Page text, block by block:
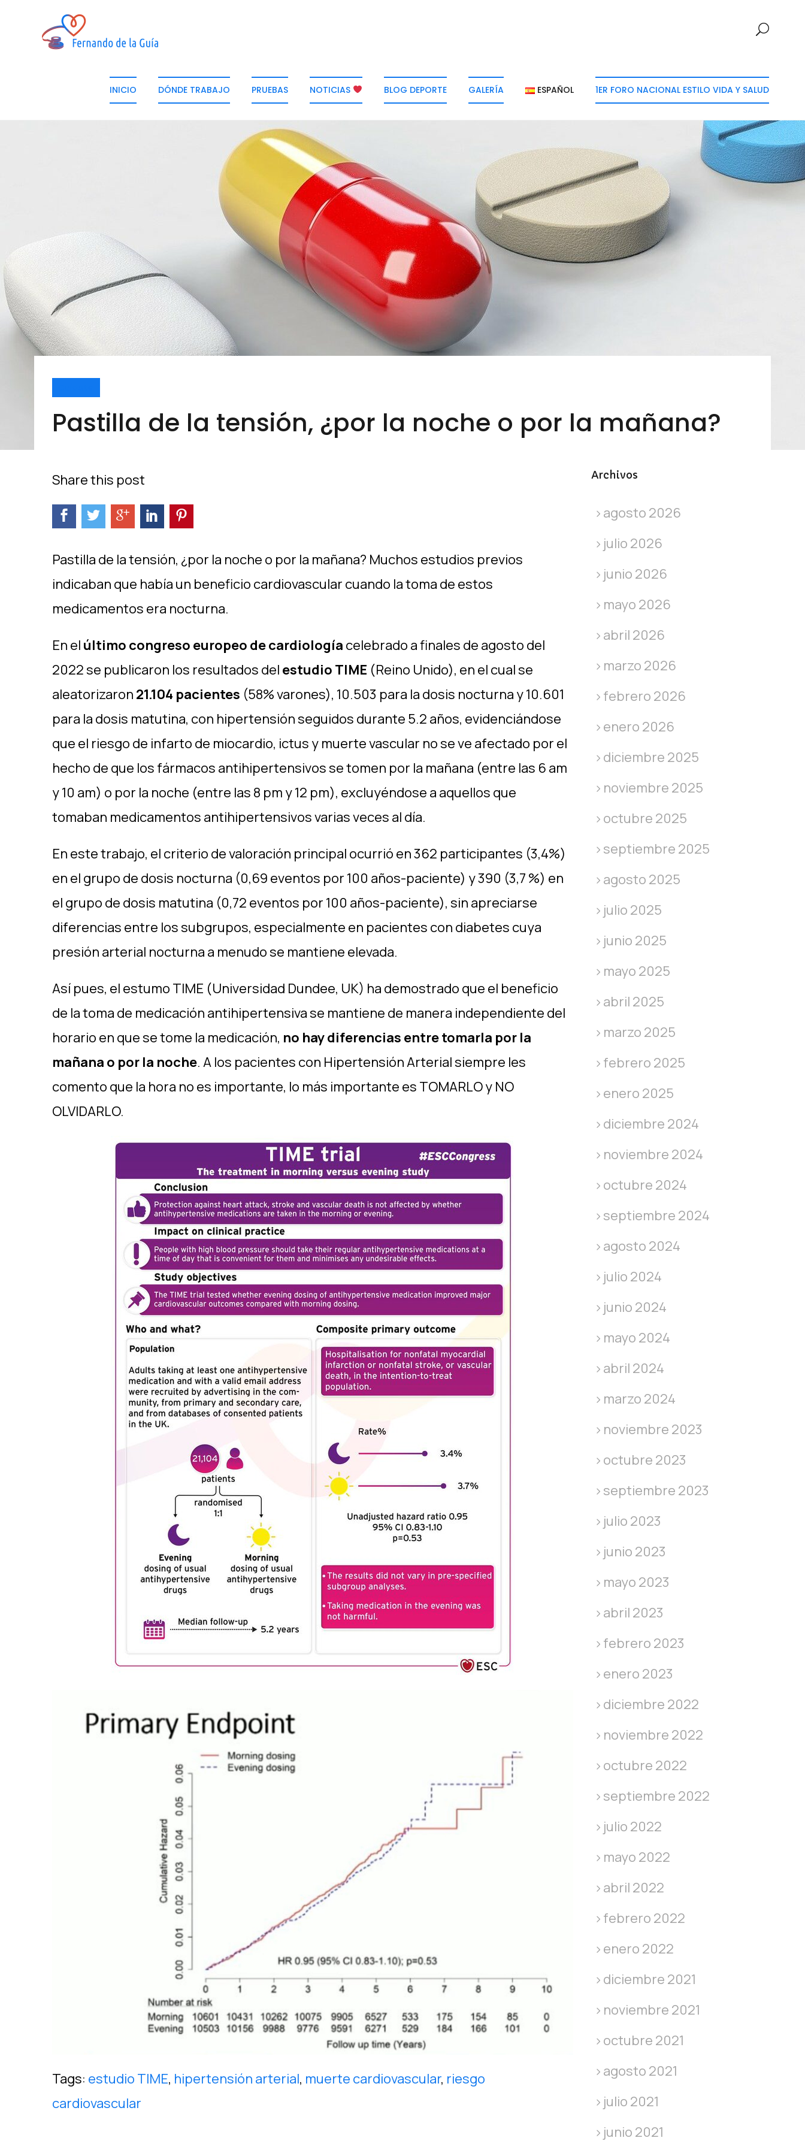
INICIO DÓNDE TRABAJO PRUEBAS NOTICIAS BLOG DEPORTE GALERÍA ESPAÑOL 1ER FORO NACIONAL ESTILO VIDA Y SALUD
Pastilla de la tensión, ¿por la noche o por la mañana?
Share this post
Pastilla de la tensión, ¿por la noche o por la mañana? Muchos estudios previos
indicaban que había un beneficio cardiovascular cuando la toma de estos
medicamentos era nocturna.
En el último congreso europeo de cardiología celebrado a finales de agosto del
2022 se publicaron los resultados del estudio TIME (Reino Unido), en el cual se
aleatorizaron 21.104 pacientes (58% varones), 10.503 para la dosis nocturna y 10.601
para la dosis matutina, con hipertensión seguidos durante 5.2 años, evidenciándose
que el riesgo de infarto de miocardio, ictus y muerte vascular no se ve afectado por el
hecho de que los fármacos antihipertensivos se tomen por la mañana (entre las 6 am
y 10 am) o por la noche (entre las 8 pm y 12 pm), excluyéndose a aquellos que
tomaban medicamentos antihipertensivos varias veces al día.
En este trabajo, el criterio de valoración principal ocurrió en 362 participantes (3,4%)
en el grupo de dosis nocturna (0,69 eventos por 100 años-paciente) y 390 (3,7 %) en
el grupo de dosis matutina (0,72 eventos por 100 años-paciente), sin apreciarse
diferencias entre los subgrupos, especialmente en pacientes con diabetes cuya
presión arterial nocturna a menudo se mantiene elevada.
Así pues, el estumo TIME (Universidad Dundee, UK) ha demostrado que el beneficio
de la toma de medicación antihipertensiva se mantiene de manera independiente del
horario en que se tome la medicación, no hay diferencias entre tomarla por la
mañana o por la noche. A los pacientes con Hipertensión Arterial siempre les
comento que la hora no es importante, lo más importante es TOMARLO y NO
OLVIDARLO.
Tags: estudio TIME, hipertensión arterial, muerte cardiovascular, riesgo
cardiovascular
Archivos
agosto 2026
julio 2026
junio 2026
mayo 2026
abril 2026
marzo 2026
febrero 2026
enero 2026
diciembre 2025
noviembre 2025
octubre 2025
septiembre 2025
agosto 2025
julio 2025
junio 2025
mayo 2025
abril 2025
marzo 2025
febrero 2025
enero 2025
diciembre 2024
noviembre 2024
octubre 2024
septiembre 2024
agosto 2024
julio 2024
junio 2024
mayo 2024
abril 2024
marzo 2024
noviembre 2023
octubre 2023
septiembre 2023
julio 2023
junio 2023
mayo 2023
abril 2023
febrero 2023
enero 2023
diciembre 2022
noviembre 2022
octubre 2022
septiembre 2022
julio 2022
mayo 2022
abril 2022
febrero 2022
enero 2022
diciembre 2021
noviembre 2021
octubre 2021
agosto 2021
julio 2021
junio 2021